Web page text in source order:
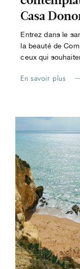
Casa
Entrez dans le
la beauté de
ceux qui
En savoir plus